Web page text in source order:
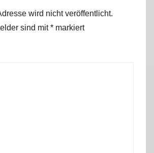
wird nicht veröffentlicht.
sind mit* markiert